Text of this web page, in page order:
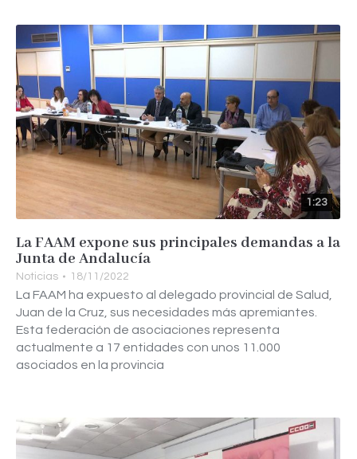
1:23
La FAAM expone sus principales demandas a la
Junta de Andalucía
Noticias 18/11/2022
La FAAM ha expuesto al delegado provincial de Salud,
Juan de la Cruz, sus necesidades más apremiantes.
Esta federación de asociaciones representa
actualmente a 17 entidades con unos 11.000
asociados en la provincia